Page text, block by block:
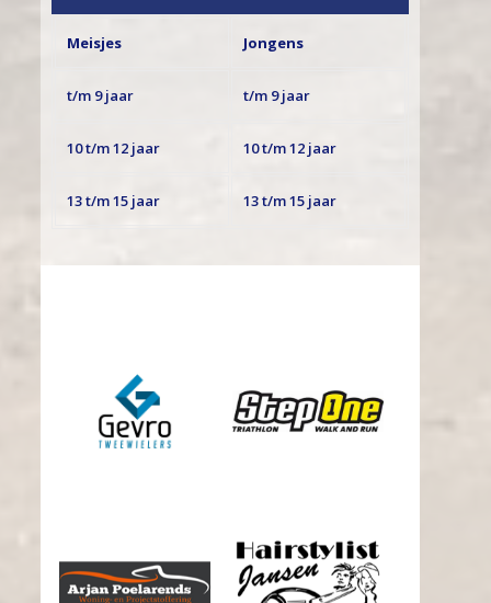
Meisjes Jongens
t/m 9 jaar t/m 9 jaar
10 t/m 12 jaar 10 t/m 12 jaar
13 t/m 15 jaar 13 t/m 15 jaar